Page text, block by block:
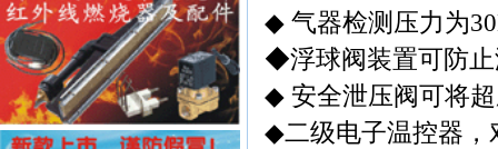
◆ 气器检测压力为
◆浮球阀装置可防
◆ 安全泄压阀可将
◆二级电子温控器，